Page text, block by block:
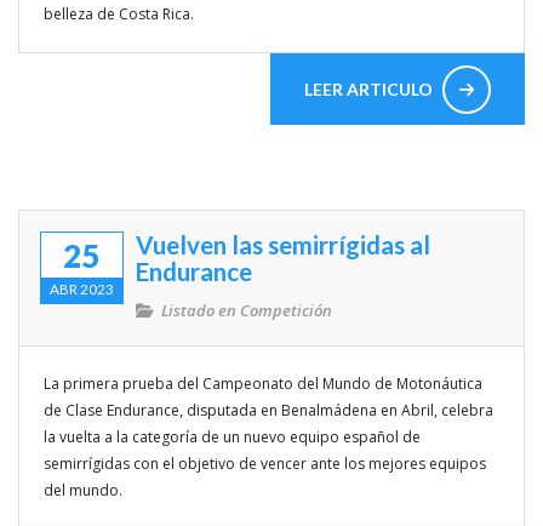
belleza de Costa Rica.
LEER ARTICULO
25
ABR 2023
Vuelven las semirrígidas al
Endurance
Listado en Competición
La primera prueba del Campeonato del Mundo de Motonáutica
de Clase Endurance, disputada en Benalmádena en Abril, celebra
la vuelta a la categoría de un nuevo equipo español de
semirrígidas con el objetivo de vencer ante los mejores equipos
del mundo.